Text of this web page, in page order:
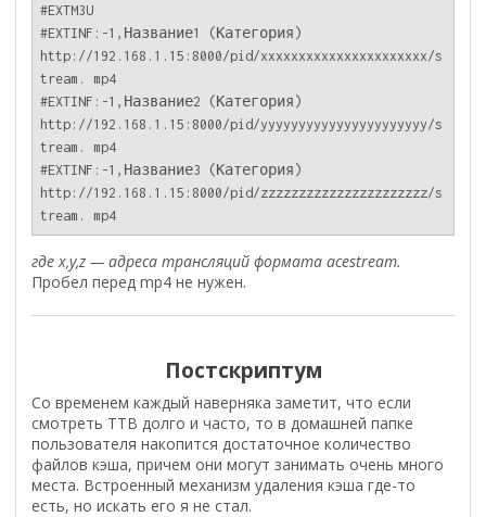
#EXTM3U
#EXTINF:-1,Название1 (Категория)
http://192.168.1.15:8000/pid/xxxxxxxxxxxxxxxxxxxxxx/s
tream. mp4
#EXTINF:-1,Название2 (Категория)
http://192.168.1.15:8000/pid/yyyyyyyyyyyyyyyyyyyyyy/s
tream. mp4
#EXTINF:-1,Название3 (Категория)
http://192.168.1.15:8000/pid/zzzzzzzzzzzzzzzzzzzzzz/s
где x,y,z — адреса трансляций формата acestream.
Пробел перед mp4 не нужен.
Постскриптум
Со временем каждый наверняка заметит, что если
смотреть ТТВ долго и часто, то в домашней папке
пользователя накопится достаточное количество
файлов кэша, причем они могут занимать очень много
места. Встроенный механизм удаления кэша где-то
есть, но искать его я не стал.